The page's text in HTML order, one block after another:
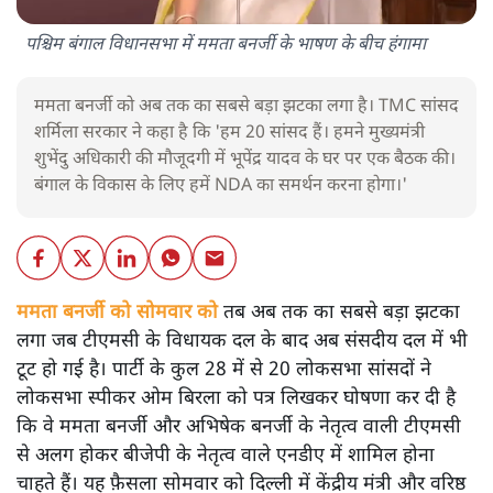
पश्चिम बंगाल विधानसभा में ममता बनर्जी के भाषण के बीच हंगामा
ममता बनर्जी को अब तक का सबसे बड़ा झटका लगा है। TMC सांसद
शर्मिला सरकार ने कहा है कि 'हम 20 सांसद हैं। हमने मुख्यमंत्री
शुभेंदु अधिकारी की मौजूदगी में भूपेंद्र यादव के घर पर एक बैठक की।
बंगाल के विकास के लिए हमें NDA का समर्थन करना होगा।'
ममता बनर्जी को सोमवार कोतब अब तक का सबसे बड़ा झटका
लगा जब टीएमसी के विधायक दल के बाद अब संसदीय दल में भी
टूट हो गई है। पार्टी के कुल 28 में से 20 लोकसभा सांसदों ने
लोकसभा स्पीकर ओम बिरला को पत्र लिखकर घोषणा कर दी है
कि वे ममता बनर्जी और अभिषेक बनर्जी के नेतृत्व वाली टीएमसी
से अलग होकर बीजेपी के नेतृत्व वाले एनडीए में शामिल होना
चाहते हैं। यह फ़ैसला सोमवार को दिल्ली में केंद्रीय मंत्री और वरिष्ठ